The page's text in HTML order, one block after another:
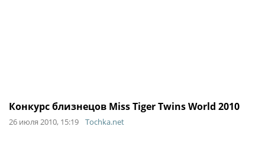
Конкурс близнецов Miss Tiger Twins World 2010
26 июля 2010, 15:19 Tochka.net